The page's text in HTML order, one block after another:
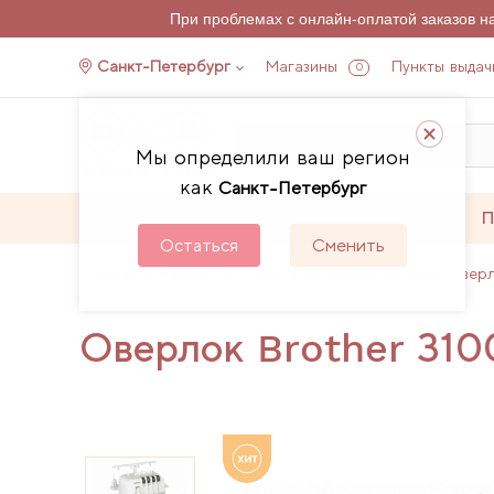
При проблемах с онлайн-оплатой заказов
Санкт-Петербург Магазины 0 Пункты
Мы определили ваш регион
как Санкт-Петербург
Остаться Сменить
Каталог Швейное оборудование
Оверлок Brother